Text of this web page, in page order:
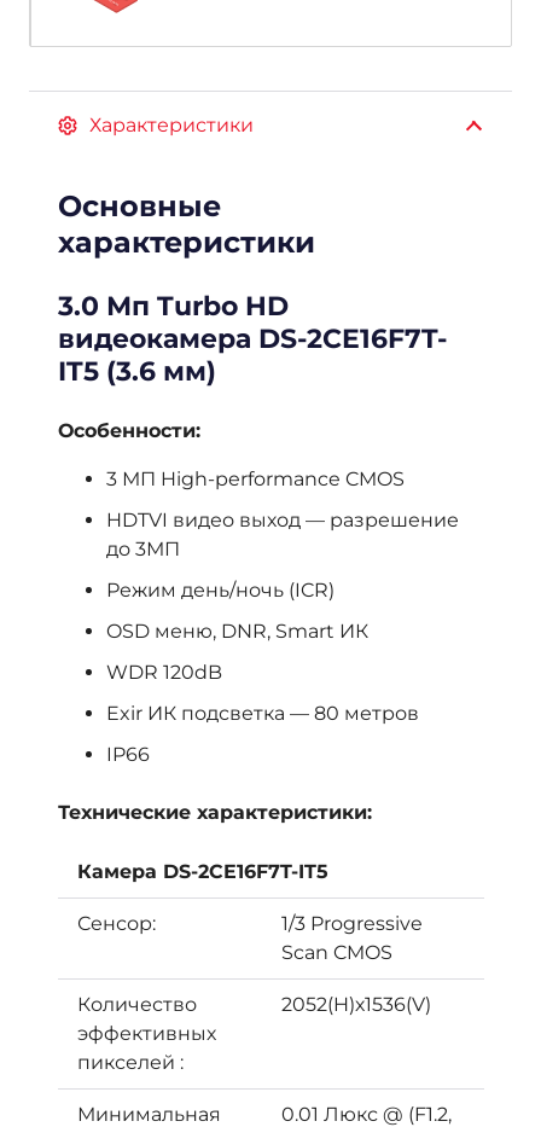
Характеристики
Основные
характеристики
3.0 Мп Turbo HD
видеокамера DS-2CE16F7T-
IT5 (3.6 мм)
Особенности:
3 МП High-performance CMOS
HDTVI видео выход — разрешение
до 3МП
Режим день/ночь (ICR)
OSD меню, DNR, Smart ИК
WDR 120dB
Exir ИК подсветка — 80 метров
IP66
Технические характеристики:
Камера DS-2CE16F7T-IT5
Сенсор:
1/3 Progressive
Scan CMOS
Количество
эффективных
пикселей :
2052(H)х1536(V)
Минимальная
0.01 Люкс @ (F1.2,